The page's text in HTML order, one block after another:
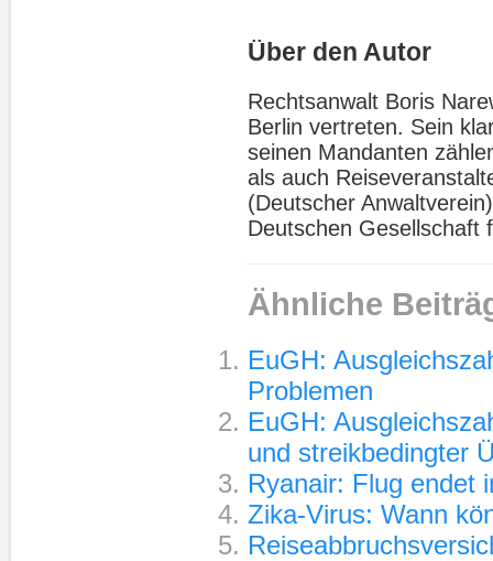
Über den Autor
Rechtsanwalt Boris
Berlin vertreten. Sein
seinen Mandanten
als auch
(Deutscher
Deutschen Gesellschaft
Ähnliche
EuGH:
Problemen
EuGH:
und streikbedingter
Ryanair: Flug endet
Zika-Virus: Wann